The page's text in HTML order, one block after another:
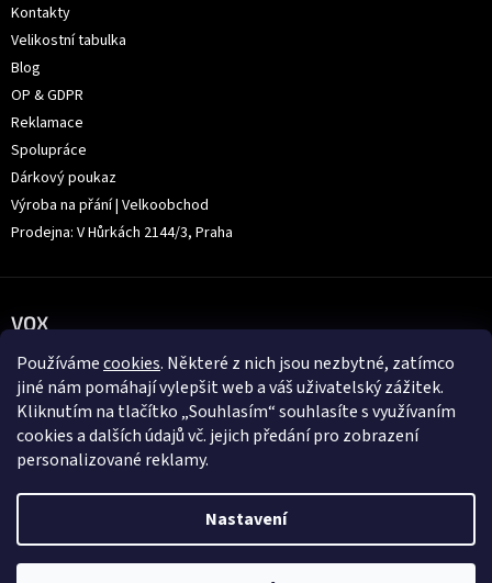
Používámecookies. Některé z nich jsou nezbytné, zatímco
jiné nám pomáhají vylepšit web a váš uživatelský zážitek.
Kliknutím na tlačítko „Souhlasím“ souhlasíte s využívaním
cookies a dalších údajů vč. jejich předání pro zobrazení
personalizované reklamy.
Nastavení
Kontakty
Velikostní tabulka
Blog
OP & GDPR
Reklamace
Spolupráce
Dárkový poukaz
Výroba na přání | Velkoobchod
Prodejna: V Hůrkách 2144/3, Praha
VOX